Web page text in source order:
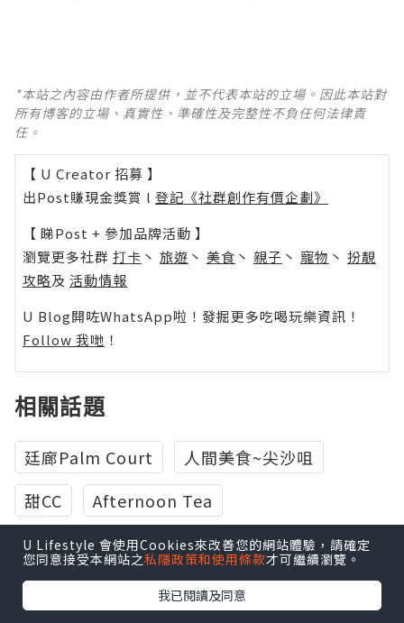
*本站之內容由作者所提供，並不代表本站的立場。因此本站對
所有博客的立場、真實性、準確性及完整性不負任何法律責
任。
【 U Creator 招募 】
出Post賺現金獎賞 l 登記《社群創作有價企劃》
【 睇Post + 參加品牌活動 】
瀏覽更多社群 打卡 丶 旅遊 丶 美食 丶 親子 丶 寵物 丶 扮靚
攻略及 活動情報
U Blog開咗WhatsApp啦！發掘更多吃喝玩樂資訊！
Follow 我哋 ！
相關話題
廷廊Palm Court
人間美食~尖沙咀
甜CC
Afternoon Tea
肥師奶是這樣練成
戀吃車媽媽
U Lifestyle 會使用Cookies來改善您的網站體驗，請確定
您同意接受本網站之私隱政策和使用條款才可繼續瀏覽。
我已閱讀及同意